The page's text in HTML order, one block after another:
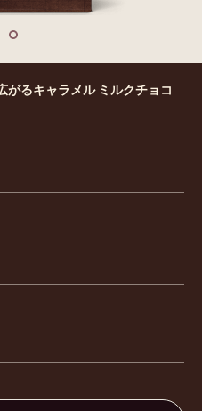
to slide 1
Move to slide 2
がるキャラメル ミルクチョコ